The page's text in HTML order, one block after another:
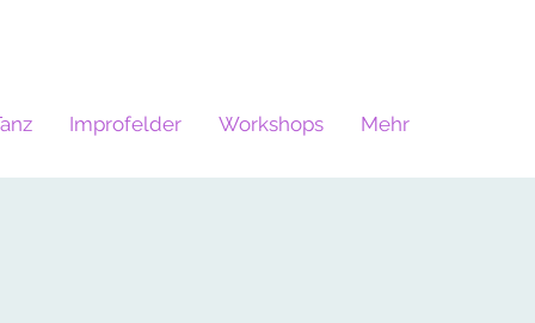
Improfelder Workshops Mehr